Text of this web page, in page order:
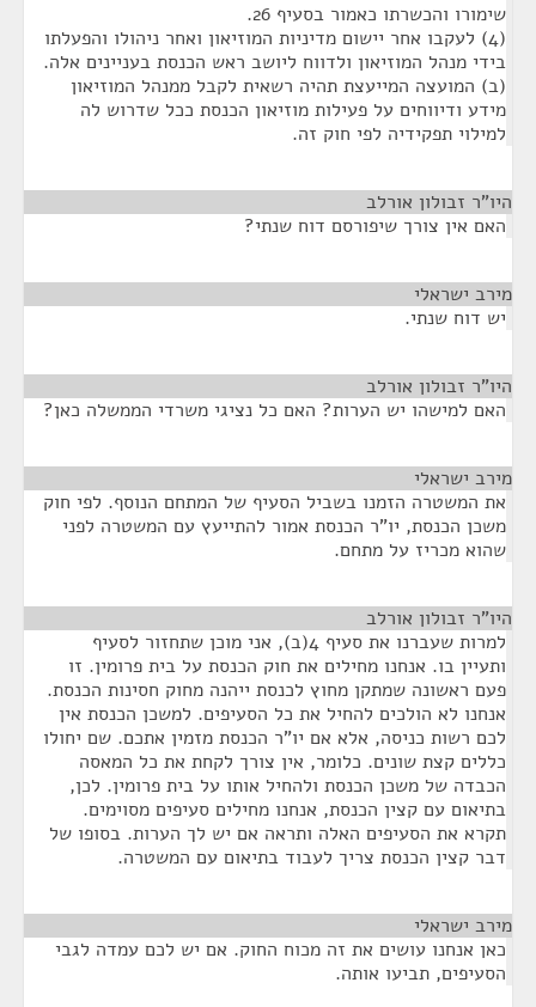
שימורו והכשרתו כאמור בסעיף 26.
(4) לעקבו אחר יישום מדיניות המוזיאון ואחר ניהולו והפעלתו
בידי מנהל המוזיאון ולדווח ליושב ראש הכנסת בעניינים אלה.
(ב) המועצה המייעצת תהיה רשאית לקבל ממנהל המוזיאון
מידע ודיווחים על פעילות מוזיאון הכנסת ככל שדרוש לה
למילוי תפקידיה לפי חוק זה.
היו"ר זבולון אורלב
האם אין צורך שיפורסם דוח שנתי?
מירב ישראלי
יש דוח שנתי.
היו"ר זבולון אורלב
האם למישהו יש הערות? האם כל נציגי משרדי הממשלה כאן?
מירב ישראלי
את המשטרה הזמנו בשביל הסעיף של המתחם הנוסף. לפי חוק
משכן הכנסת, יו"ר הכנסת אמור להתייעץ עם המשטרה לפני
שהוא מכריז על מתחם.
היו"ר זבולון אורלב
למרות שעברנו את סעיף 4(ב), אני מוכן שתחזור לסעיף
ותעיין בו. אנחנו מחילים את חוק הכנסת על בית פרומין. זו
פעם ראשונה שמתקן מחוץ לכנסת ייהנה מחוק חסינות הכנסת.
אנחנו לא הולכים להחיל את כל הסעיפים. למשכן הכנסת אין
לכם רשות כניסה, אלא אם יו"ר הכנסת מזמין אתכם. שם יחולו
כללים קצת שונים. כלומר, אין צורך לקחת את כל המאסה
הכבדה של משכן הכנסת ולהחיל אותו על בית פרומין. לכן,
בתיאום עם קצין הכנסת, אנחנו מחילים סעיפים מסוימים.
תקרא את הסעיפים האלה ותראה אם יש לך הערות. בסופו של
דבר קצין הכנסת צריך לעבוד בתיאום עם המשטרה.
מירב ישראלי
כאן אנחנו עושים את זה מכוח החוק. אם יש לכם עמדה לגבי
הסעיפים, תביעו אותה.